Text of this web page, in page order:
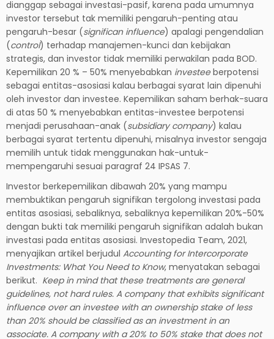
dianggap sebagai investasi-pasif, karena pada umumnya
investor tersebut tak memiliki pengaruh-penting atau
pengaruh-besar (significan influence) apalagi pengendalian
(control) terhadap manajemen-kunci dan kebijakan
strategis, dan investor tidak memiliki perwakilan pada BOD.
Kepemilikan 20 % – 50% menyebabkan investeeberpotensi
sebagai entitas-asosiasi kalau berbagai syarat lain dipenuhi
oleh investor dan investee. Kepemilikan saham berhak-suara
di atas 50 % menyebabkan entitas-investee berpotensi
menjadi perusahaan-anak (subsidiary company) kalau
berbagai syarat tertentu dipenuhi, misalnya investor sengaja
memilih untuk tidak menggunakan hak-untuk-
mempengaruhi sesuai paragraf 24 IPSAS 7.
Investor berkepemilikan dibawah 20% yang mampu
membuktikan pengaruh signifikan tergolong investasi pada
entitas asosiasi, sebaliknya, sebaliknya kepemilikan 20%-50%
dengan bukti tak memiliki pengaruh signifikan adalah bukan
investasi pada entitas asosiasi. Investopedia Team, 2021,
menyajikan artikel berjudul Accounting for Intercorporate
Investments: What You Need to Know, menyatakan sebagai
berikut. Keep in mind that these treatments are general
guidelines, not hard rules. A company that exhibits significant
influence over an investee with an ownership stake of less
than 20% should be classified as an investment in an
associate. A company with a 20% to 50% stake that does not